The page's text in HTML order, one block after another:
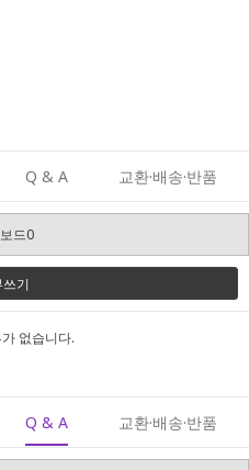
Q & A 교환·배송·반품
드0
기
없습니다.
Q & A 교환·배송·반품